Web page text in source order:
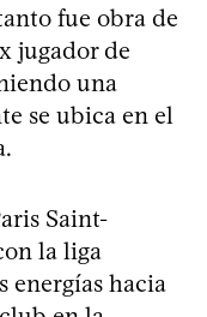
fue obra de
jugador de
una
se ubica en el
Saint-
la liga
energías hacia